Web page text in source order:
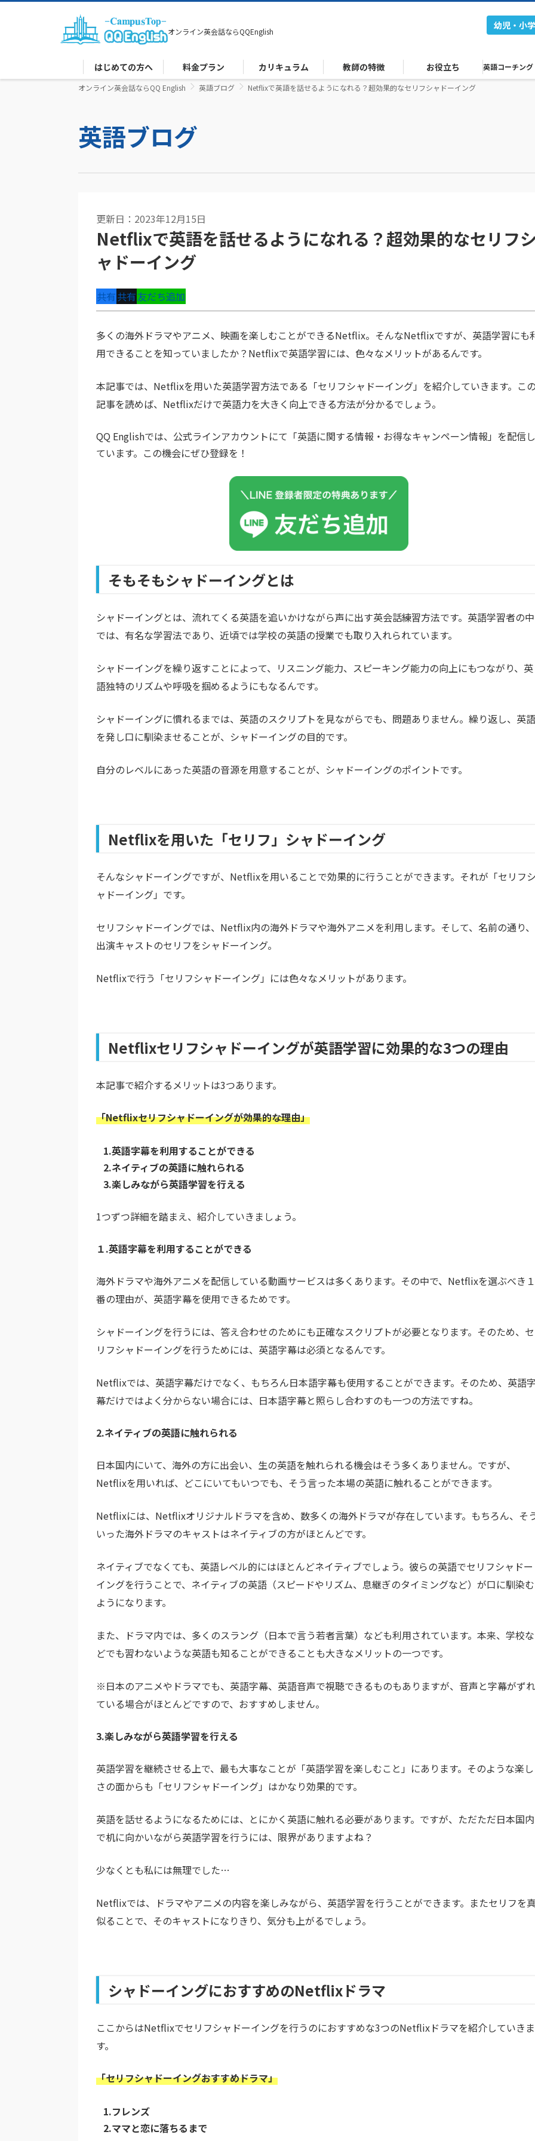
オンライン英会話ならQQEnglish
幼児・小
はじめての方へ 料金プラン カリキュラム 教師の特徴 お役立ち 英語コーチング
オンライン英会話ならQQ English 英語ブログ Netflixで英語を話せるようになれる？超効果的なセリフシャドーイング
英語ブログ
更新日：2023年12月15日
Netflixで英語を話せるようになれる？超効果的なセリフ
ャドーイング
共有共有友だち追加
多くの海外ドラマやアニメ、映画を楽しむことができるNetflix。そんなNetflixですが、英語学習にも
用できることを知っていましたか？Netflixで英語学習には、色々なメリットがあるんです。
本記事では、Netflixを用いた英語学習方法である「セリフシャドーイング」を紹介していきます。こ
記事を読めば、Netflixだけで英語力を大きく向上できる方法が分かるでしょう。
QQ Englishでは、公式ラインアカウントにて「英語に関する情報・お得なキャンペーン情報」を配信し
ています。この機会にぜひ登録を！
そもそもシャドーイングとは
シャドーイングとは、流れてくる英語を追いかけながら声に出す英会話練習方法です。英語学習者の中
では、有名な学習法であり、近頃では学校の英語の授業でも取り入れられています。
シャドーイングを繰り返すことによって、リスニング能力、スピーキング能力の向上にもつながり、英
語独特のリズムや呼吸を掴めるようにもなるんです。
シャドーイングに慣れるまでは、英語のスクリプトを見ながらでも、問題ありません。繰り返し、英語
を発し口に馴染ませることが、シャドーイングの目的です。
自分のレベルにあった英語の音源を用意することが、シャドーイングのポイントです。
Netflixを用いた「セリフ」シャドーイング
そんなシャドーイングですが、Netflixを用いることで効果的に行うことができます。それが「セリフ
ャドーイング」です。
セリフシャドーイングでは、Netflix内の海外ドラマや海外アニメを利用します。そして、名前の通り、
出演キャストのセリフをシャドーイング。
Netflixで行う「セリフシャドーイング」には色々なメリットがあります。
Netflixセリフシャドーイングが英語学習に効果的な3つの理由
本記事で紹介するメリットは3つあります。
「Netflixセリフシャドーイングが効果的な理由」
1.英語字幕を利用することができる
2.ネイティブの英語に触れられる
3.楽しみながら英語学習を行える
1つずつ詳細を踏まえ、紹介していきましょう。
１.英語字幕を利用することができる
海外ドラマや海外アニメを配信している動画サービスは多くあります。その中で、Netflixを選ぶべき１
番の理由が、英語字幕を使用できるためです。
シャドーイングを行うには、答え合わせのためにも正確なスクリプトが必要となります。そのため、セ
リフシャドーイングを行うためには、英語字幕は必須となるんです。
Netflixでは、英語字幕だけでなく、もちろん日本語字幕も使用することができます。そのため、英語
幕だけではよく分からない場合には、日本語字幕と照らし合わすのも一つの方法ですね。
2.ネイティブの英語に触れられる
日本国内にいて、海外の方に出会い、生の英語を触れられる機会はそう多くありません。ですが、
Netflixを用いれば、どこにいてもいつでも、そう言った本場の英語に触れることができます。
Netflixには、Netflixオリジナルドラマを含め、数多くの海外ドラマが存在しています。もちろん、そ
いった海外ドラマのキャストはネイティブの方がほとんどです。
ネイティブでなくても、英語レベル的にはほとんどネイティブでしょう。彼らの英語でセリフシャドー
イングを行うことで、ネイティブの英語（スピードやリズム、息継ぎのタイミングなど）が口に馴染む
ようになります。
また、ドラマ内では、多くのスラング（日本で言う若者言葉）なども利用されています。本来、学校な
どでも習わないような英語も知ることができることも大きなメリットの一つです。
※日本のアニメやドラマでも、英語字幕、英語音声で視聴できるものもありますが、音声と字幕がずれ
ている場合がほとんどですので、おすすめしません。
3.楽しみながら英語学習を行える
英語学習を継続させる上で、最も大事なことが「英語学習を楽しむこと」にあります。そのような楽し
さの面からも「セリフシャドーイング」はかなり効果的です。
英語を話せるようになるためには、とにかく英語に触れる必要があります。ですが、ただただ日本国内
で机に向かいながら英語学習を行うには、限界がありますよね？
少なくとも私には無理でした…
Netflixでは、ドラマやアニメの内容を楽しみながら、英語学習を行うことができます。またセリフを
似ることで、そのキャストになりきり、気分も上がるでしょう。
シャドーイングにおすすめのNetflixドラマ
ここからはNetflixでセリフシャドーイングを行うのにおすすめな3つのNetflixドラマを紹介していきま
す。
「セリフシャドーイングおすすめドラマ」
1.フレンズ
2.ママと恋に落ちるまで